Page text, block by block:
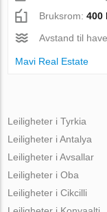
Bruksrom:400
Avstand til
Mavi Real Estate
Leiligheter i Tyrkia
Leiligheter i Antalya
Leiligheter i Avsallar
Leiligheter i Oba
Leiligheter i Cikcilli